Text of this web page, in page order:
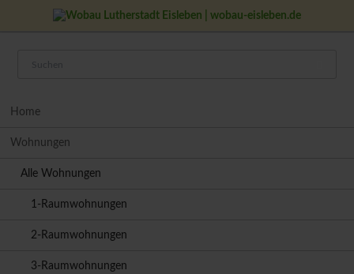
Home
Wohnungen
Alle Wohnungen
1-Raumwohnungen
2-Raumwohnungen
3-Raumwohnungen